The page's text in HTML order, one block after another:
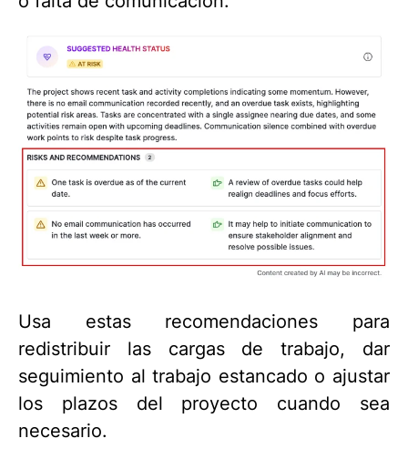
Usa estas recomendaciones para
redistribuir las cargas de trabajo, dar
seguimiento al trabajo estancado o ajustar
los plazos del proyecto cuando sea
necesario.